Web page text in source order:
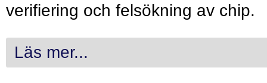
verifiering och felsökning av chip.
Läs mer...